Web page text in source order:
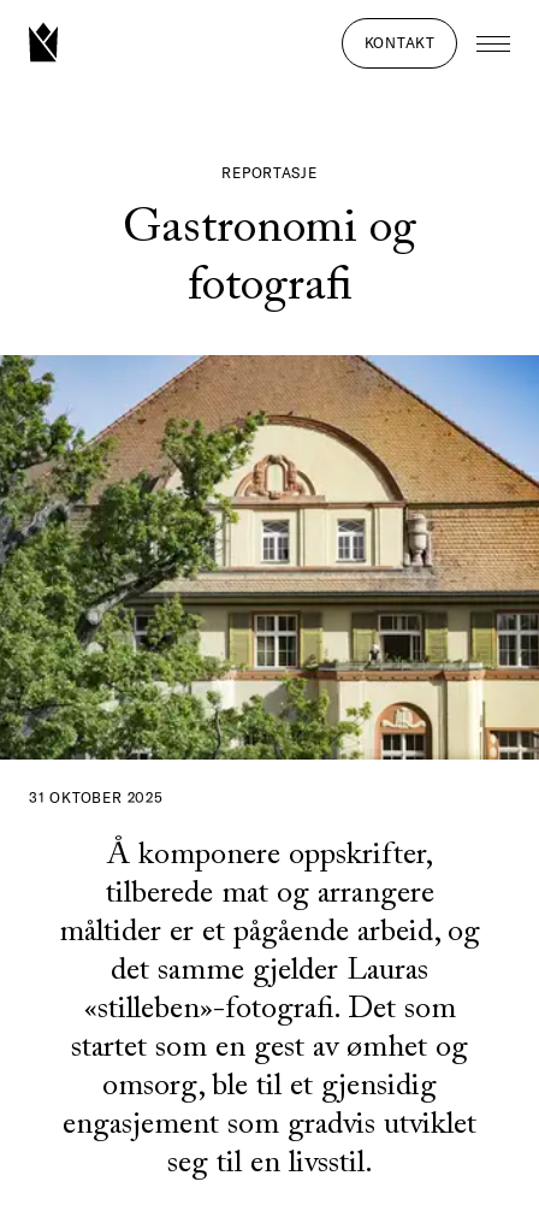
KONTAKT
REPORTASJE
Gastronomi og
fotografi
31 OKTOBER 2025
Å komponere oppskrifter,
tilberede mat og arrangere
måltider er et pågående arbeid, og
det samme gjelder Lauras
«stilleben»-fotografi. Det som
startet som en gest av ømhet og
omsorg, ble til et gjensidig
engasjement som gradvis utviklet
seg til en livsstil.